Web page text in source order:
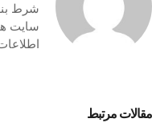
شرط
سایت
مقالات مرتبط